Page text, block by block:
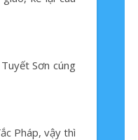
Sơn cúng
Pháp, vậy thì